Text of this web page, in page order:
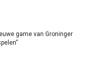
game van Groninger